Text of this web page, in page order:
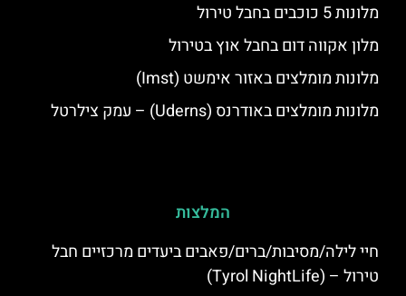
מלונות 5 כוכבים בחבל טירול
מלון אקווה דום בחבל אוץ בטירול
מלונות מומלצים באזור אימשט (Imst)
מלונות מומלצים באודרנס (Uderns) – עמק צילרטל
המלצות
חיי לילה/מסיבות/ברים/פאבים ביעדים מרכזיים חבל
טירול – (Tyrol NightLife)